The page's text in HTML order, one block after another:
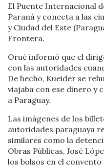
El Puente Internacional
Paraná y conecta a las
y Ciudad del Este
Frontera.
Orué informó que el
con las autoridades
De hecho, Kueider se
viajaba con ese dinero y
a Paraguay.
Las imágenes de los
autoridades paraguaya
similares como la
Obras Públicas, José
los bolsos en el